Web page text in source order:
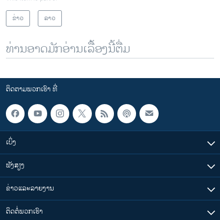
ຂ່າວ
ລາວ
ທ່ານອາດມັກອ່ານເລື້ອງນີ້ຕື່ມ
ຕິດຕາມພວກເຮົາ ທີ່
ເບິ່ງ
ຟັງສຽງ
ຂ່າວແລະລາຍງານ
ຕິດຕໍ່ພວກເຮົາ